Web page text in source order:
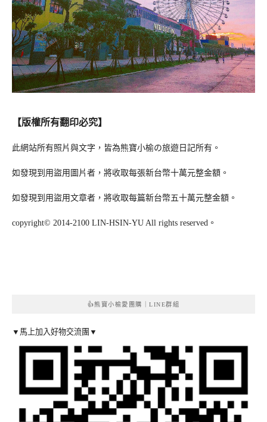
【版權所有翻印必究】
此網站所有照片與文字，皆為熊寶小榆の旅遊日記所有。
如發現到用盜用圖片者，將收取每張新台幣十萬元整金額。
如發現到用盜用文章者，將收取每篇新台幣五十萬元整金額。
copyright© 2014-2100 LIN-HSIN-YU All rights reserved。
👍熊寶小榆愛團購｜LINE群組
▼馬上加入好物交流團▼